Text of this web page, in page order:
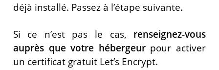
déjà installé. Passez à l’étape suivante.
Si ce n’est pas le cas, renseignez-vous
auprès que votre hébergeurpour activer
un certificat gratuit Let’s Encrypt.